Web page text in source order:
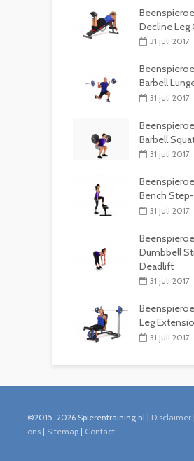
Decline Leg
31 juli 2017
Barbell
31 juli 2017
Barbell
31 juli 2017
Bench
31 juli 2017
Dumbbell
Deadlift
31 juli 2017
Leg
31 juli 2017
©2015-2026 Spierentraining.nl | Disclaimer
ons | Sitemap | Contact